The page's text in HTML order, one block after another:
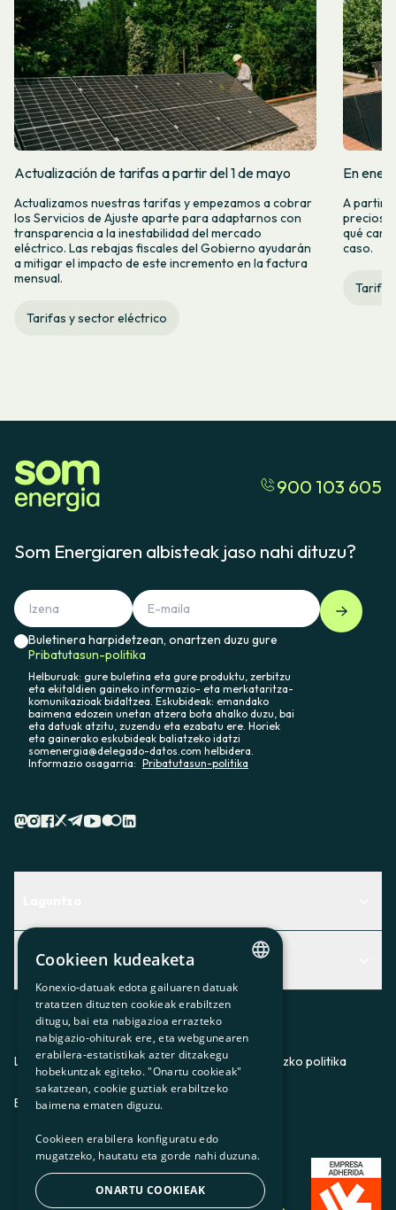
Actualización de tarifas a partir del 1 de mayo
Actualizamos nuestras tarifas y empezamos a cobrar
los Servicios de Ajuste aparte para adaptarnos con
transparencia a la inestabilidad del mercado
eléctrico. Las rebajas fiscales del Gobierno ayudarán
a mitigar el impacto de este incremento en la factura
mensual.
Tarifas y sector eléctrico
En
A partir
precios
qué
caso.
900 103 605
Som Energiaren albisteak jaso nahi dituzu?
Buletinera harpidetzean, onartzen duzu gure
Pribatutasun-politika
Helburuak: gure buletina eta gure produktu, zerbitzu
eta ekitaldien gaineko informazio- eta merkataritza-
komunikazioak bidaltzea. Eskubideak: emandako
baimena edozein unetan atzera bota ahalko duzu, bai
eta datuak atzitu, zuzendu eta ezabatu ere. Horiek
eta gainerako eskubideak baliatzeko idatzi
somenergia@delegado-datos.com helbidera.
Informazio osagarria: Pribatutasun-politika
Centro de Ayuda
Aurkitu zerbitzurik egokiena zuretzat
Contacto
Albisteak
Albisteak
Bazkideen txokoa
Prentsa
Gurekin lan egin
Lege-oharraPribatutasun-politikaCookieei buruzko politika
ES CAGLEU
CATALAN
SPANISH
GL
BASQUE
Cookieen kudeaketa
Konexio-datuak edota gailuaren datuak
tratatzen dituzten cookieak erabiltzen
ditugu, bai eta nabigazioa errazteko
nabigazio-ohiturak ere, eta webgunearen
erabilera-estatistikak azter ditzakegu
hobekuntzak egiteko. "Onartu cookieak"
sakatzean, cookie guztiak erabiltzeko
baimena ematen diguzu.
Cookieen erabilera konfiguratu edo
mugatzeko, hautatu eta gorde nahi duzuna.
ONARTU COOKIEAK